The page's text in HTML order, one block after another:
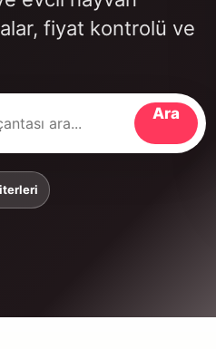
fiyat kontrolü ve
Ara